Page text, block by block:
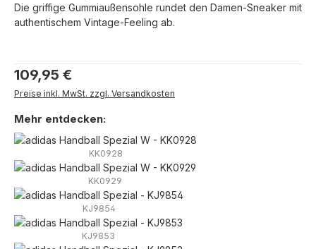
Die griffige Gummiaußensohle rundet den Damen-Sneaker mit
authentischem Vintage-Feeling ab.
Regulärer Preis:
109,95 €
Preise inkl. MwSt. zzgl. Versandkosten
Mehr entdecken:
KK0928
KK0929
KJ9854
KJ9853